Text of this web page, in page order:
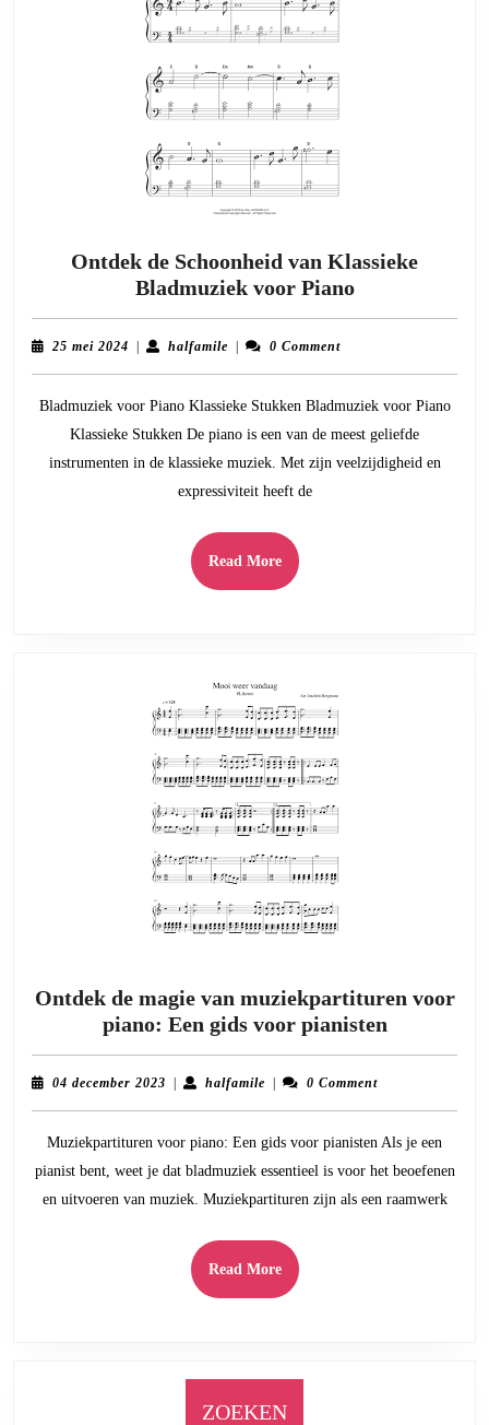
Ontdek de Schoonheid van Klassieke
Bladmuziek voor PianoOntdek
de
Bladmuziek
voor
Piano
25 mei 2024 25| halfamilehalfamile
| 0 Comment
Bladmuziek voor Piano Klassieke Stukken Bladmuziek voor Piano
Klassieke Stukken De piano is een van de meest geliefde
instrumenten in de klassieke muziek. Met zijn veelzijdigheid en
expressiviteit heeft de
Read MoreRead
More
Ontdek de magie van muziekpartituren voor
piano: Een gids voor pianistenOntdek
de
voor
piano:
Een
04 december 2023 04| halfamilehalfamile
| 0 Comment
Muziekpartituren voor piano: Een gids voor pianisten Als je een
pianist bent, weet je dat bladmuziek essentieel is voor het beoefenen
en uitvoeren van muziek. Muziekpartituren zijn als een raamwerk
Read MoreRead
More
ZOEKEN